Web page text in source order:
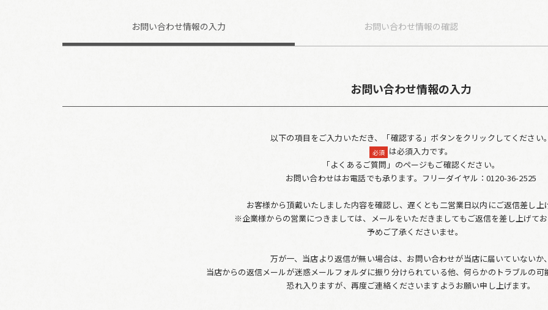
お問い合わせ情報の入力 お問い合わせ情報の確認
お問い合わせ情報の入力
以下の項目をご入力いただき、「確認する」ボタンをクリックしてください
必須 は必須入力です。
「よくあるご質問」のページもご確認ください。
お問い合わせはお電話でも承ります。フリーダイヤル：0120-36-2525
お客様から頂戴いたしました内容を確認し、遅くとも二営業日以内にご返信差し上
※企業様からの営業につきましては、メールをいただきましてもご返信を差し上げて
予めご了承くださいませ。
万が一、当店より返信が無い場合は、お問い合わせが当店に届いていないか
当店からの返信メールが迷惑メールフォルダに振り分けられている他、何らかのトラブルの可
恐れ入りますが、再度ご連絡くださいますようお願い申し上げます。